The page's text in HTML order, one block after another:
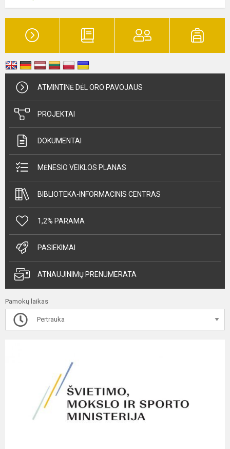
ATMINTINĖ DĖL ORO PAVOJAUS
PROJEKTAI
DOKUMENTAI
MĖNESIO VEIKLOS PLANAS
BIBLIOTEKA-INFORMACINIS CENTRAS
1,2% PARAMA
PASIEKIMAI
ATNAUJINIMŲ PRENUMERATA
Pamokų laikas
Pertrauka